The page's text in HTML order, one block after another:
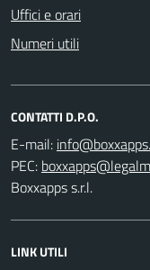
Uffici e orari
Numeri utili
CONTATTI D.P.O.
E-mail:
PEC:
Boxxapps s.r.l.
LINK UTILI